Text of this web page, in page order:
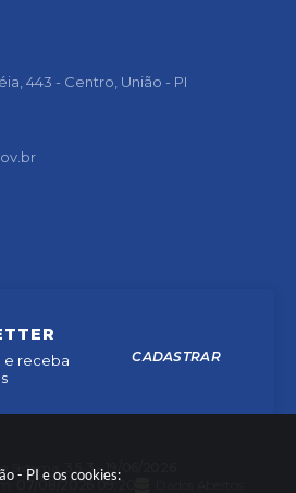
- PI e os cookies:
e receba
CADASTRAR
443 - Centro, União - PI
Sistema:
3.5.3 - 19/06/2026
07/08/2026 09:20